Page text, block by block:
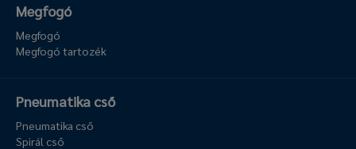
Megfogó
Megfogó
Megfogó tartozék
Pneumatika cső
Pneumatika cső
Spirál cső